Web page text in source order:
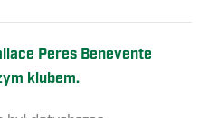
Peres Benevente
klubem.